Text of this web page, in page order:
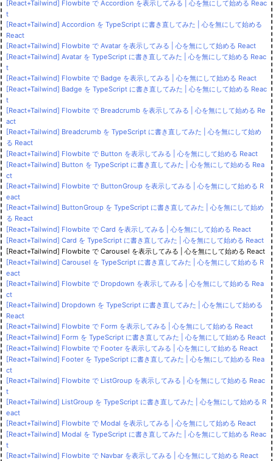
[React+Tailwind] Flowbite で Accordion を表示してみる | 心を無にして始める Reac
t
[React+Tailwind] Accordion を TypeScript に書き直してみた | 心を無にして始める
React
[React+Tailwind] Flowbite で Avatar を表示してみる | 心を無にして始める React
[React+Tailwind] Avatar を TypeScript に書き直してみた | 心を無にして始める Reac
t
[React+Tailwind] Flowbite で Badge を表示してみる | 心を無にして始める React
[React+Tailwind] Badge を TypeScript に書き直してみた | 心を無にして始める Reac
t
[React+Tailwind] Flowbite で Breadcrumb を表示してみる | 心を無にして始める Re
act
[React+Tailwind] Breadcrumb を TypeScript に書き直してみた | 心を無にして始め
る React
[React+Tailwind] Flowbite で Button を表示してみる | 心を無にして始める React
[React+Tailwind] Button を TypeScript に書き直してみた | 心を無にして始める Rea
ct
[React+Tailwind] Flowbite で ButtonGroup を表示してみる | 心を無にして始める R
eact
[React+Tailwind] ButtonGroup を TypeScript に書き直してみた | 心を無にして始め
る React
[React+Tailwind] Flowbite で Card を表示してみる | 心を無にして始める React
[React+Tailwind] Card を TypeScript に書き直してみた | 心を無にして始める React
[React+Tailwind] Flowbite で Carousel を表示してみる | 心を無にして始める React
[React+Tailwind] Carousel を TypeScript に書き直してみた | 心を無にして始める R
eact
[React+Tailwind] Flowbite で Dropdown を表示してみる | 心を無にして始める Rea
ct
[React+Tailwind] Dropdown を TypeScript に書き直してみた | 心を無にして始める
React
[React+Tailwind] Flowbite で Form を表示してみる | 心を無にして始める React
[React+Tailwind] Form を TypeScript に書き直してみた | 心を無にして始める React
[React+Tailwind] Flowbite で Footer を表示してみる | 心を無にして始める React
[React+Tailwind] Footer を TypeScript に書き直してみた | 心を無にして始める Rea
ct
[React+Tailwind] Flowbite で ListGroup を表示してみる | 心を無にして始める Reac
t
[React+Tailwind] ListGroup を TypeScript に書き直してみた | 心を無にして始める R
eact
[React+Tailwind] Flowbite で Modal を表示してみる | 心を無にして始める React
[React+Tailwind] Modal を TypeScript に書き直してみた | 心を無にして始める Reac
t
[React+Tailwind] Flowbite で Navbar を表示してみる | 心を無にして始める React